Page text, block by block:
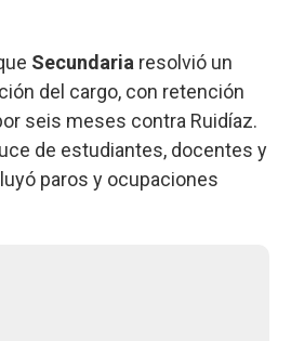
Secundaria resolvió un
del cargo, con retención
seis meses contra Ruidíaz.
de estudiantes, docentes y
paros y ocupaciones